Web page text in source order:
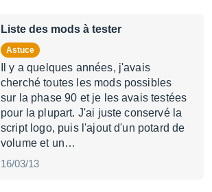
Liste des mods à tester
Astuce
Il y a quelques années, j'avais
cherché toutes les mods possibles
sur la phase 90 et je les avais testées
pour la plupart. J'ai juste conservé la
script logo, puis l'ajout d'un potard de
volume et un…
16/03/13